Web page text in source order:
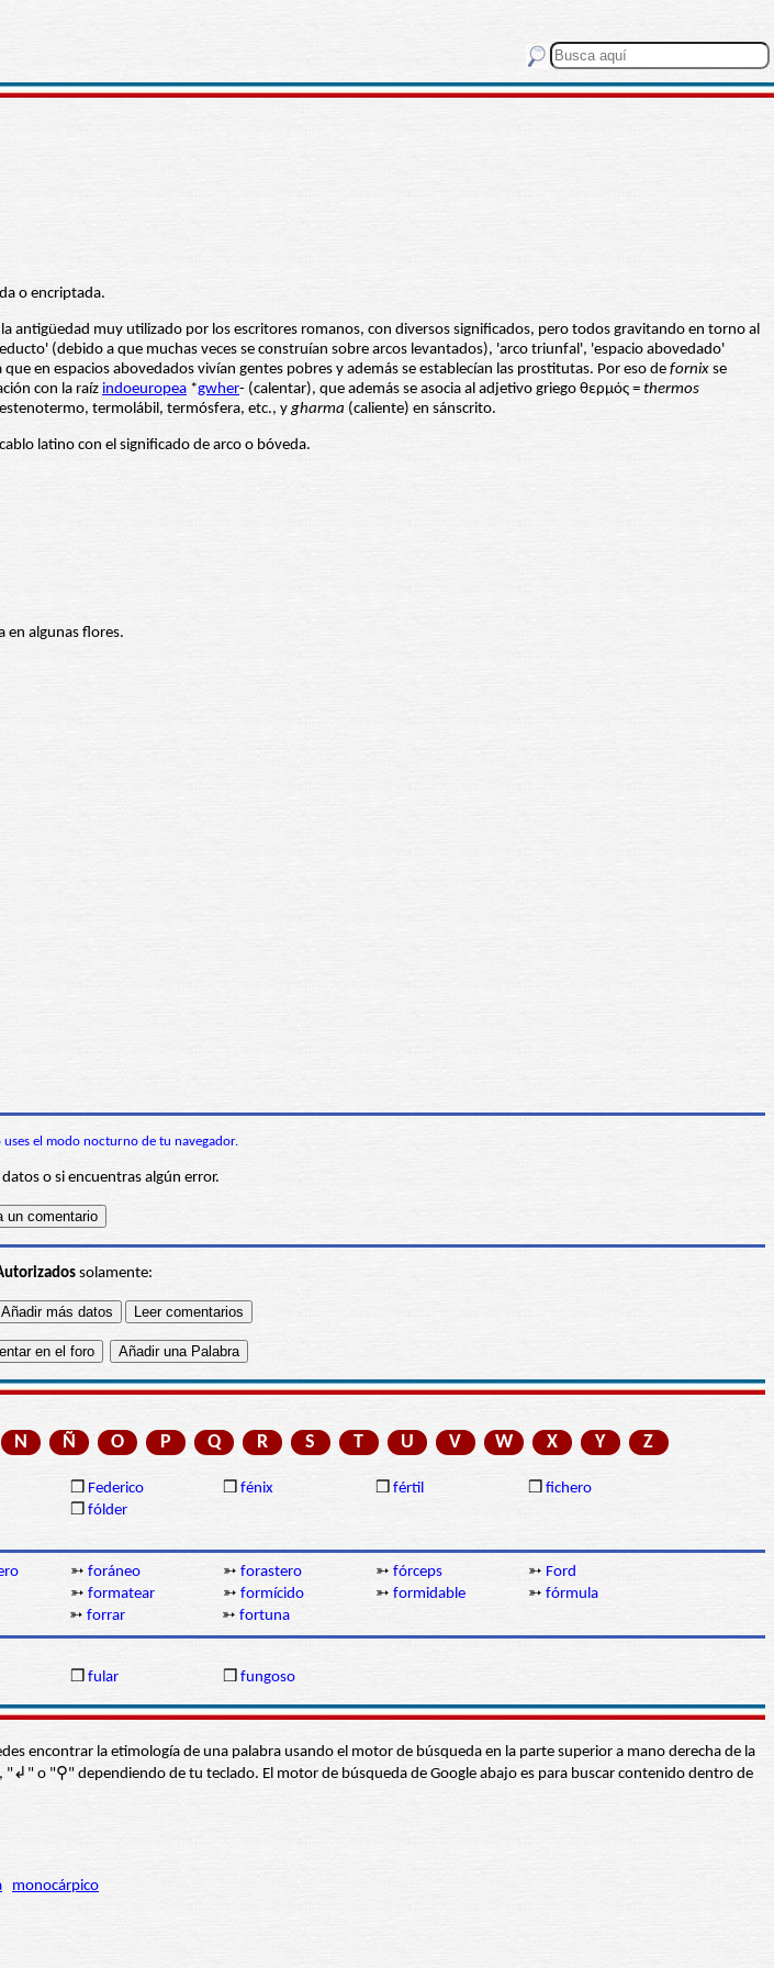
o encriptada.
antigüedad muy utilizado por los escritores romanos, con diversos significados, pero todos gravitando en torno al
(debido a que muchas veces se construían sobre arcos levantados), 'arco triunfal', 'espacio abovedado'
en espacios abovedados vivían gentes pobres y además se establecían las prostitutas. Por eso de fornix se
con la raíz indoeuropea *gwher- (calentar), que además se asocia al adjetivo griego θερμός = thermos
termolábil, termósfera, etc., ygharma (caliente) en sánscrito.
latino con el significado de arco o bóveda.
en algunas flores.
uses el modo nocturno de tu navegador.
o si encuentras algún error.
solamente:
N Ñ O P Q R S T U V W X Y Z
❒ Federico ❒ fénix ❒ fértil ❒ fichero
❒ fólder
➳ foráneo ➳ forastero ➳ fórceps ➳ Ford
➳ formatear ➳ formícido ➳ formidable ➳ fórmula
➳ forrar ➳ fortuna
❒ fular ❒ fungoso
encontrar la etimología de una palabra usando el motor de búsqueda en la parte superior a mano derecha de la
"↲" o "⚲" dependiendo de tu teclado. El motor de búsqueda de Google abajo es para buscar contenido dentro de
monocárpico